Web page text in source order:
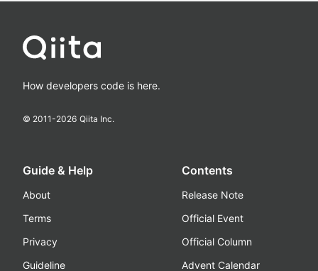
How developers code is here.
© 2011-2026 Qiita Inc.
Guide & Help
About
Terms
Privacy
Guideline
Contents
Release Note
Official Event
Official Column
Advent Calendar